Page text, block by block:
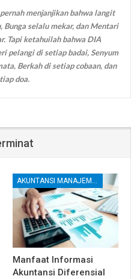
menjanjikan bahwa langit
Bunga selalu mekar, dan Mentari
Tapi ketahuilah bahwa DIA
pelangi di setiap badai, Senyum
Berkah di setiap cobaan, dan
doa.
AKUNTANSI MANAJEMEN DAN BIAYA
Manfaat Informasi
Akuntansi Diferensial